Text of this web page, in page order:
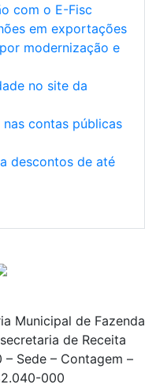
com o E-Fisc
em exportações
modernização e
no site da
contas públicas
descontos de até
Municipal de Fazenda
de Receita
Sede – Contagem –
000